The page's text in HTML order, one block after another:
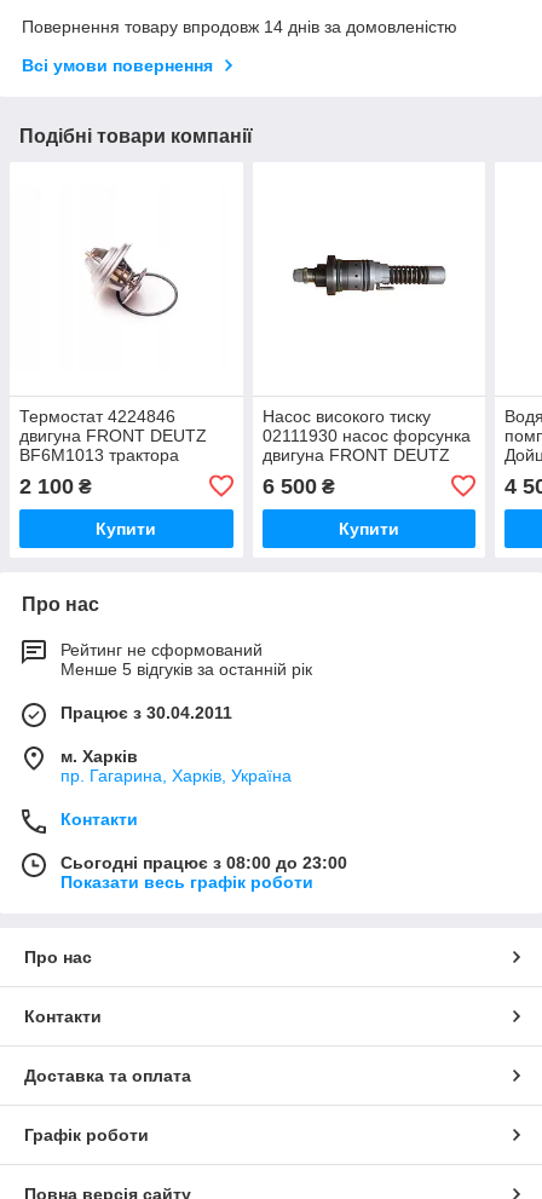
Повернення товару впродовж 14 днів за домовленістю
Всі умови повернення
Подібні товари компанії
Термостат 4224846
двигуна FRONT DEUTZ
BF6M1013 трактора
2 100 ₴
Купити
Насос високого тиску
02111930 насос форсунка
двигуна FRONT DEUTZ
Т-17021,Т-16131-03
6 500₴
Купити
4
Про нас
Рейтинг не сформований
Менше 5 відгуків за останній рік
Працює з 30.04.2011
м. Харків
пр. Гагарина, Харків, Україна
Контакти
Сьогодні працює з 08:00 до 23:00
Показати весь графік роботи
Про нас
Контакти
Доставка та оплата
Графік роботи
Повна версія сайту